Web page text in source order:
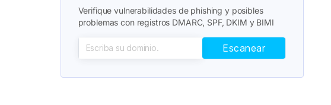
Verifique vulnerabilidades de phishing y posibles
problemas con registros DMARC, SPF, DKIM y BIMI